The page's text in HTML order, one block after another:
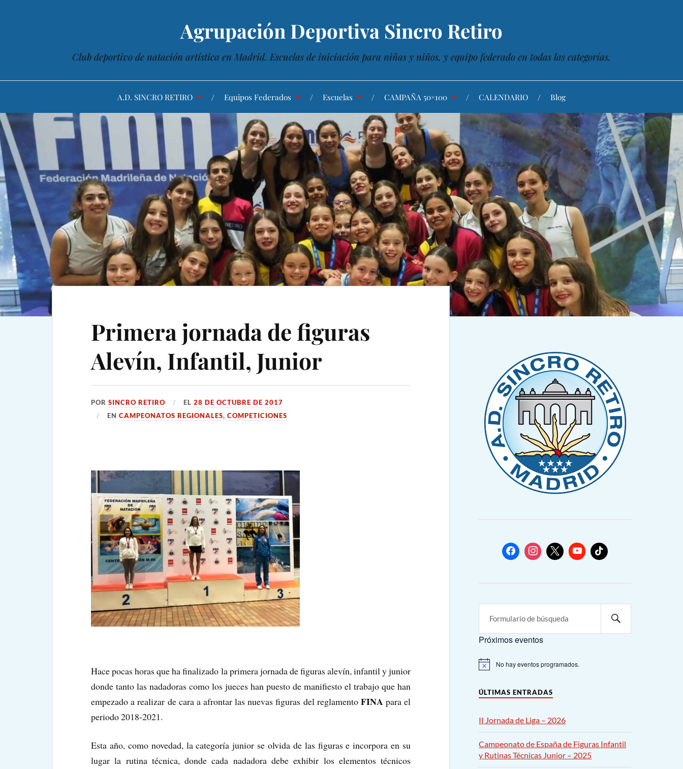
Agrupación Deportiva Sincro Retiro
Club deportivo de natación artística en Madrid. Escuelas de iniciación para niñas y niños, y equipo federado en todas las categorías.
A.D. SINCRO RETIRO Equipos Federados Escuelas CAMPAÑA 50×100 CALENDARIO Blog
Primera jornada de figuras
Alevín, Infantil, Junior
PORSINCRO RETIRO EL28 DE OCTUBRE DE 2017
ENCAMPEONATOS REGIONALES,COMPETICIONES
Hace pocas horas que ha finalizado la primera jornada de figuras alevín, infantil y junior
donde tanto las nadadoras como los jueces han puesto de manifiesto el trabajo que han
empezado a realizar de cara a afrontar las nuevas figuras del reglamento FINA para el
periodo 2018-2021.
Esta año, como novedad, la categoría junior se olvida de las figuras e incorpora en su
lugar la rutina técnica, donde cada nadadora debe exhibir los elementos técnicos
Próximos eventos
A
s
o
No hay eventos programados.
ÚLTIMAS ENTRADAS
II Jornada de Liga – 2026
Campeonato de España de Figuras Infantil
y Rutinas Técnicas Junior – 2025